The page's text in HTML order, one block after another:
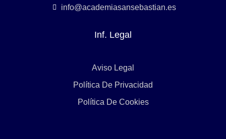
info@academiasansebastian.es
Inf. Legal
Aviso Legal
Política De Privacidad
Política De Cookies